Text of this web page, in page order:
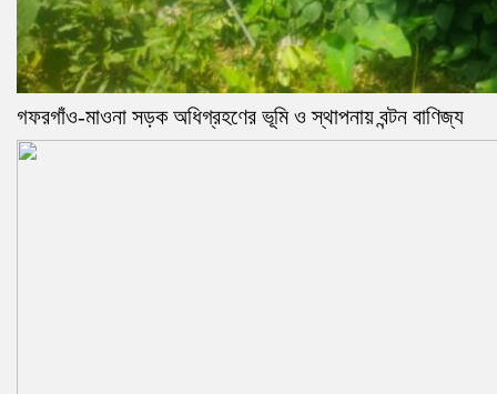
গফরগাঁও-মাওনা সড়ক অধিগ্রহণের ভূমি ও স্থাপনায় বন্টন বাণিজ্য